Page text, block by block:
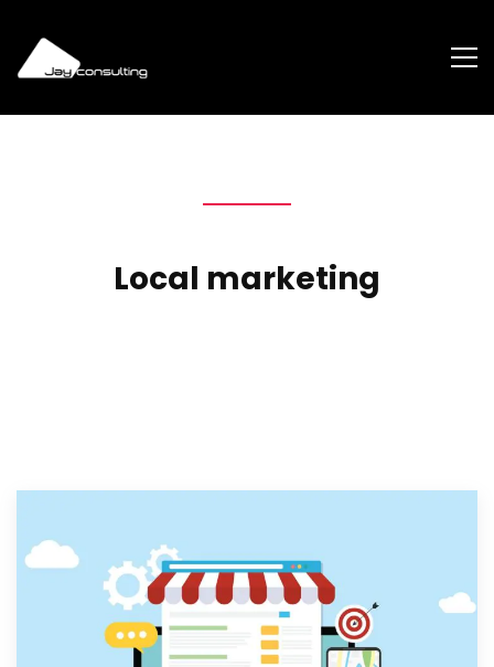
Local marketing